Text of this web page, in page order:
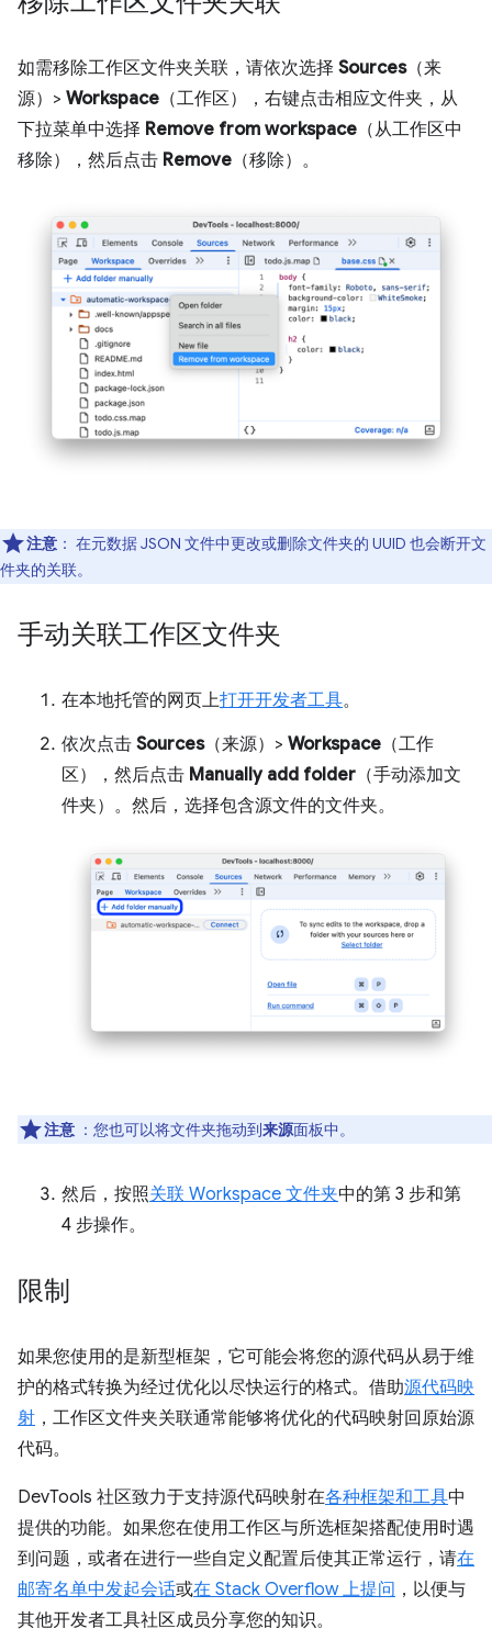
如需移除工作区文件夹关联，请依次选择 Sources（来
源）> Workspace （工作区），右键点击相应文件夹，从
下拉菜单中选择 Remove from workspace （从工作区中
移除），然后点击 Remove （移除）。
注意 ： 在元数据 JSON 文件中更改或删除文件夹的 UUID 也会断开文
件夹的关联。
手动关联工作区文件夹
在本地托管的网页上打开开发者工具。
依次点击 Sources（来源）> Workspace （工作
区），然后点击 Manually add folder （手动添加文
件夹）。然后，选择包含源文件的文件夹。
注意 ：您也可以将文件夹拖动到来源面板中。
然后，按照关联 Workspace 文件夹中的第 3 步和第
4 步操作。
限制
如果您使用的是新型框架，它可能会将您的源代码从易于维
护的格式转换为经过优化以尽快运行的格式。借助源代码映
射 ，工作区文件夹关联通常能够将优化的代码映射回原始源
代码。
DevTools 社区致力于支持源代码映射在各种框架和工具中
提供的功能。如果您在使用工作区与所选框架搭配使用时遇
到问题，或者在进行一些自定义配置后使其正常运行，请在
邮寄名单中发起会话或在 Stack Overflow 上提问 ，以便与
其他开发者工具社区成员分享您的知识。